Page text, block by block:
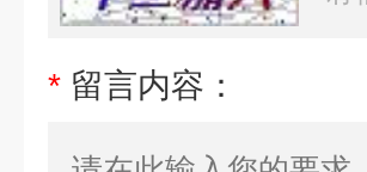
* 留言内容：